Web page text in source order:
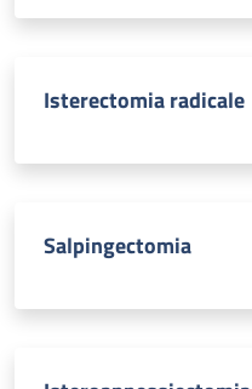
Isterectomia radicale
Salpingectomia